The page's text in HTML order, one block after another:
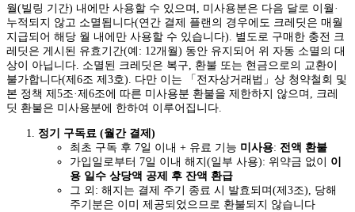
월(빌링 기간) 내에만 사용할 수 있으며, 미사용분은 다음 달로 이월·
누적되지 않고 소멸됩니다(연간 결제 플랜의 경우에도 크레딧은 매월
지급되어 해당 월 내에만 사용할 수 있습니다). 별도로 구매한 충전 크
레딧은 게시된 유효기간(예: 12개월) 동안 유지되어 위 자동 소멸의 대
상이 아닙니다. 소멸된 크레딧은 복구, 환불 또는 현금으로의 교환이
불가합니다(제6조 제3호). 다만 이는 「전자상거래법」상 청약철회 및
본 정책 제5조·제6조에 따른 미사용분 환불을 제한하지 않으며, 크레
딧 환불은 미사용분에 한하여 이루어집니다.
정기 구독료 (월간 결제)
최초 구독 후 7일 이내 + 유료 기능 미사용: 전액 환불
가입일로부터 7일 이내 해지(일부 사용): 위약금 없이 이
용 일수 상당액 공제 후 잔액 환급
그 외: 해지는 결제 주기 종료 시 발효되며(제3조), 당해
주기분은 이미 제공되었으므로 환불되지 않습니다